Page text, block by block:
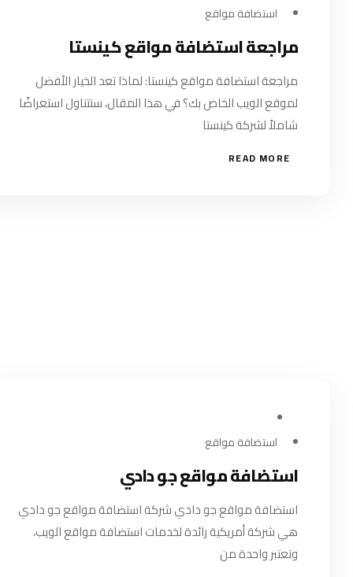
استضافة مواقع
مراجعة استضافة مواقع كينستا
مراجعة استضافة مواقع كينستا: لماذا تعد الخيار الأفضل
لموقع الويب الخاص بك؟ في هذا المقال، سنتناول استعراضًا
شاملاً لشركة كينستا
READ MORE
استضافة مواقع
استضافة مواقع جو دادي
استضافة مواقع جو دادي شركة استضافة مواقع جو دادي
هي شركة أمريكية رائدة لخدمات استضافة مواقع الويب،
وتعتبر واحدة من